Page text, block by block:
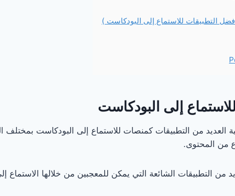
إلى البودكاست
من التطبيقات كمنصات للاستماع إلى البودكاست بمختلف
من المحتوى.
من التطبيقات الشائعة التي يمكن للمعجبين من خلالها الاستماع